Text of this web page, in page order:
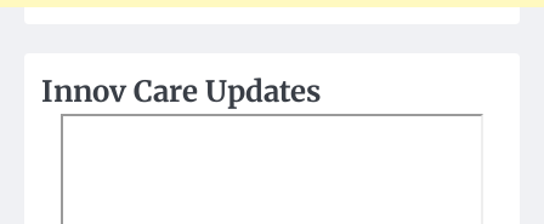
Innov Care Updates